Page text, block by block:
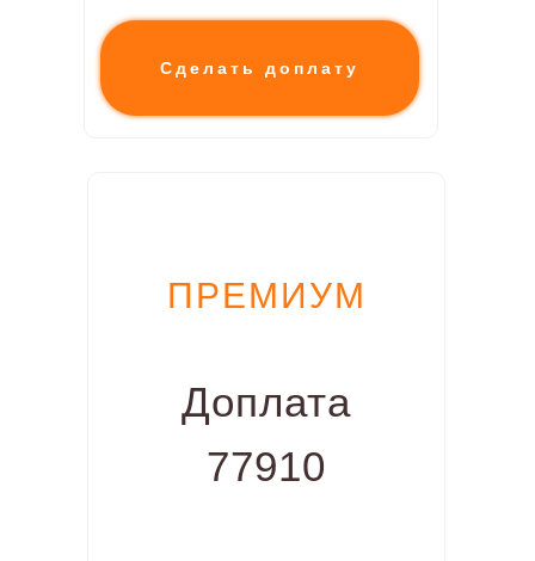
ПРЕМИУМ
Доплата
77910
Сделать доплату